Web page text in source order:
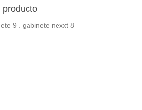
producto
9 gabinete nexxt 8